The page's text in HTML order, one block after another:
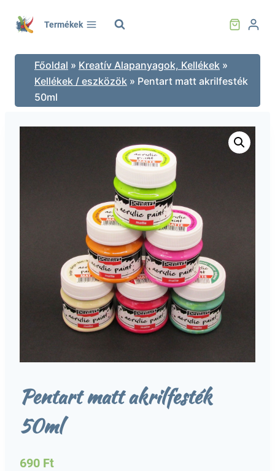
Termékek
Főoldal » Kreatív Alapanyagok, Kellékek »
Kellékek / eszközök » Pentart matt akrilfesték
50ml
Pentart matt akrilfesték
50ml
690 Ft